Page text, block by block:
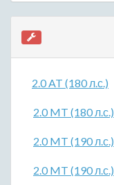
2.0 AT (180 л.с.)
2.0 MT (180 л.с.)
2.0 MT (190 л.с.)
2.0 MT (190 л.с.)